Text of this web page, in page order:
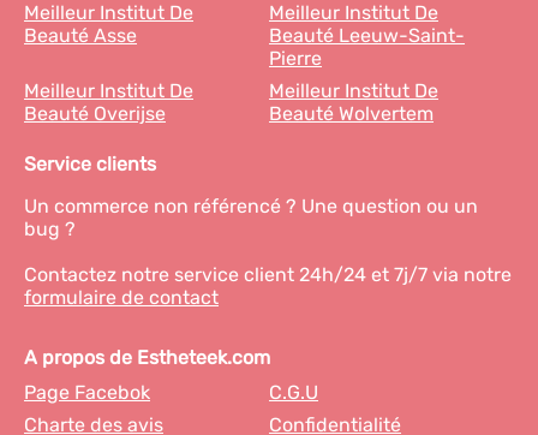
Meilleur Institut De
Beauté Asse
Meilleur Institut De
Beauté Leeuw-Saint-
Pierre
Meilleur Institut De
Beauté Overijse
Meilleur Institut De
Beauté Wolvertem
Service clients
Un commerce non référencé ? Une question ou un
bug ?
Contactez notre service client 24h/24 et 7j/7 via notre
formulaire de contact
A propos de Estheteek.com
Page Facebok
C.G.U
Charte des avis
Confidentialité